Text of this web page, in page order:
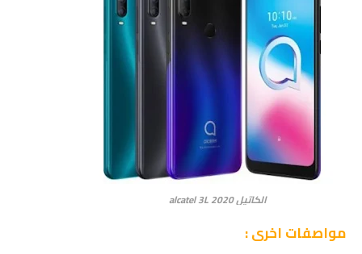
الكاتيل alcatel 3L 2020
مواصفات اخرى :